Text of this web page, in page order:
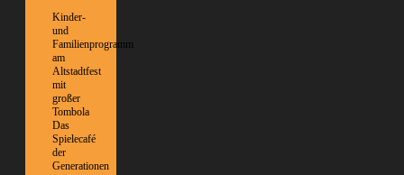
Kinder-
und
Familienprogramm
am
Altstadtfest
mit
großer
Tombola
Das
Spielecafé
der
Generationen